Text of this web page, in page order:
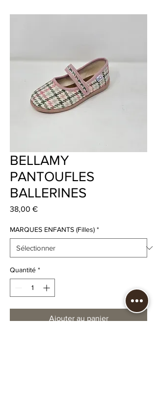
BELLAMY
PANTOUFLES
BALLERINES
38,00 €Prix
MARQUES ENFANTS (Filles) *
Quantité *
Ajouter au panier